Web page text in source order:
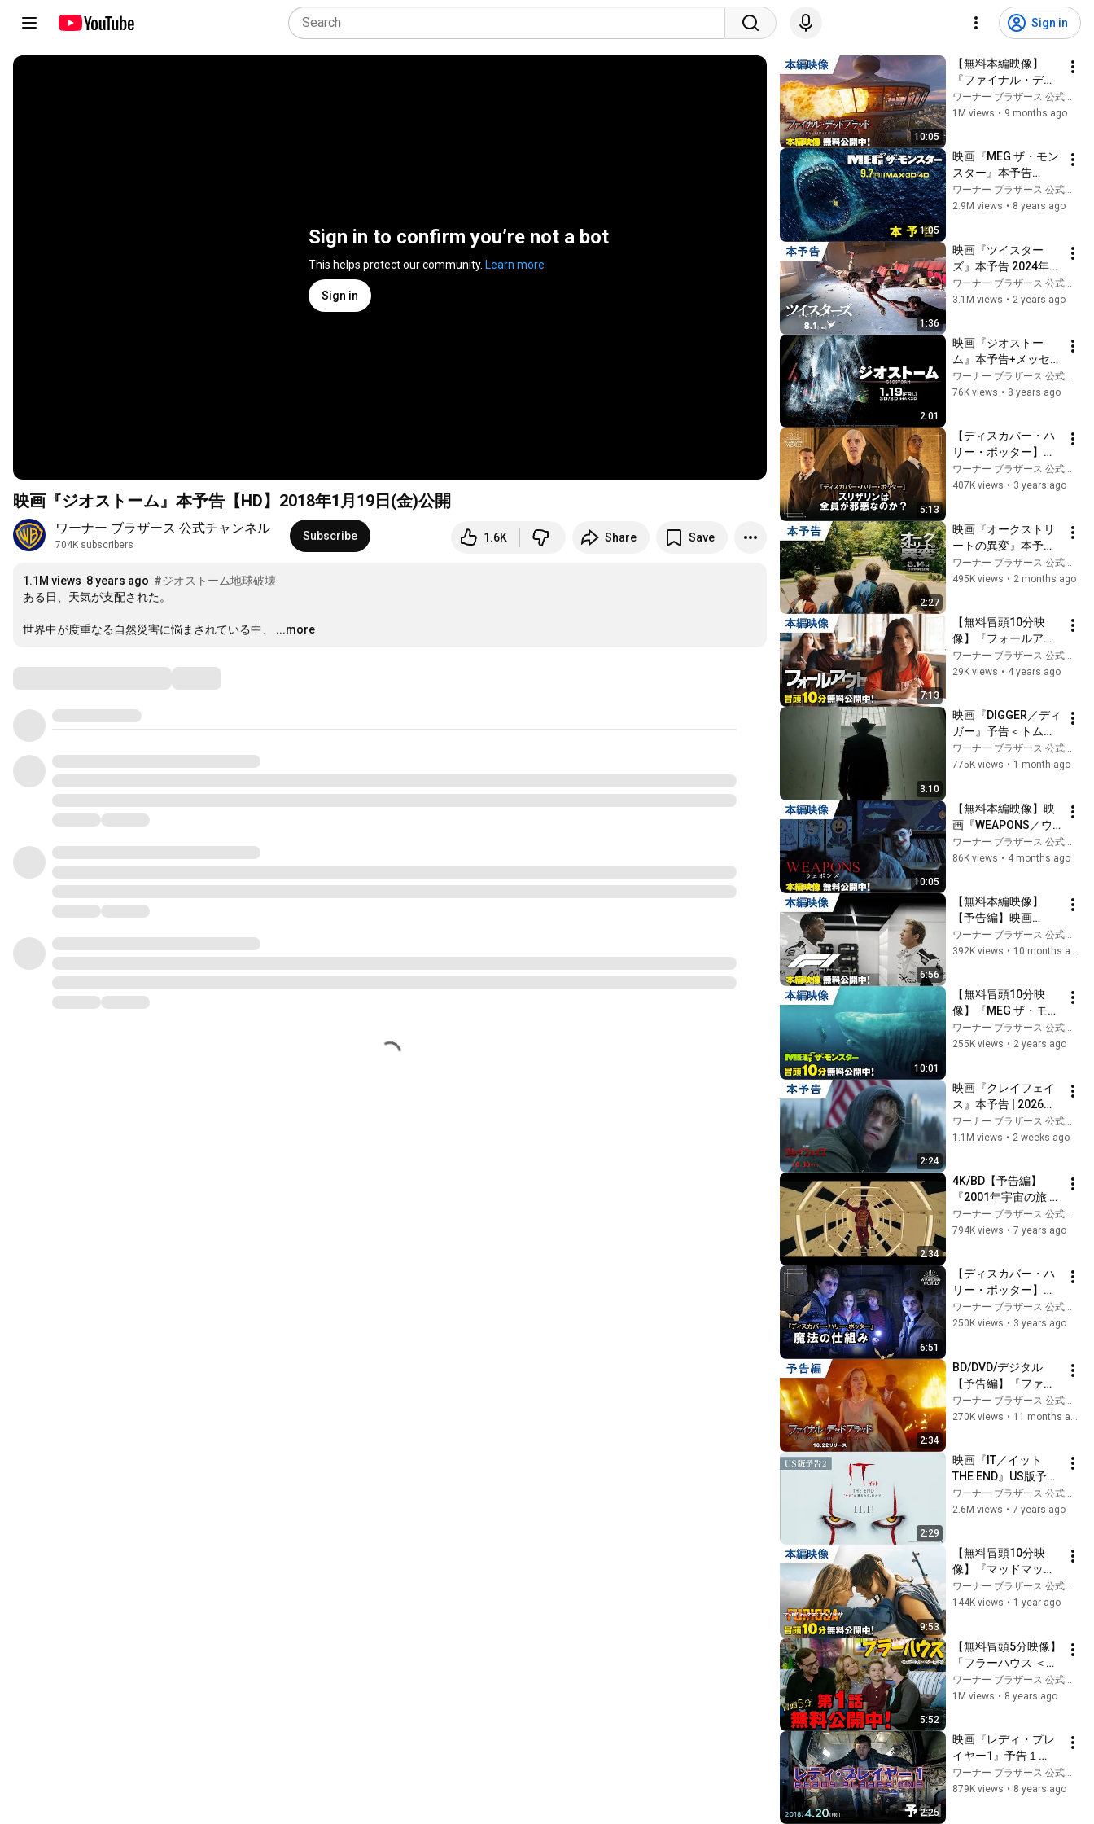
Sign in
Sign in to confirm you’re not a bot
This helps protect our community. Learn more
Sign in
映画『ジオストーム』本予告【HD】2018年1月19日(金)公開
ワーナー ブラザース 公式チャンネル
704K subscribers
Subscribe 1.6K Share Save
1.1M views 8 years ago #ジオストーム地球破壊
ある日、天気が支配された。
世界中が度重なる自然災害に悩まされている中、 …
...more
10:05
【無料本編映像】
『ファイナル・デッ
ドブラッド』デジタ
ル配信中
ワーナー ブラザース 公式チャンネル
1M views • 9 months ago
1:05
映画『MEG ザ・モン
スター』本予告
【HD】2018年9月7
日（金）公開
ワーナー ブラザース 公式チャンネル
2.9M views • 8 years ago
1:36
映画『ツイスター
ズ』本予告 2024年8
月1日（木）公開
ワーナー ブラザース 公式チャンネル
3.1M views • 2 years ago
2:01
映画『ジオストー
ム』本予告+メッセー
ジ映像【HD】2018
年1月19日(金)公開
ワーナー ブラザース 公式チャンネル
76K views • 8 years ago
5:13
【ディスカバー・ハ
リー・ポッター】ス
リザリンは全員が邪
悪なのか？
ワーナー ブラザース 公式チャンネル
407K views • 3 years ago
2:27
映画『オークストリ
ートの異変』本予告
｜2026年8月14日
（金）日米同時公開
ワーナー ブラザース 公式チャンネル
495K views • 2 months ago
7:13
【無料冒頭10分映
像】『フォールアウ
ト』6.3 DVDレンタル
開始
ワーナー ブラザース 公式チャンネル
29K views • 4 years ago
3:10
映画『DIGGER／ディ
ガー』予告＜トム・
クルーズ45年の軌跡
編＞｜2026年日本公
ワーナー ブラザース 公式チャンネル
775K views • 1 month ago
10:05
【無料本編映像】映
画『WEAPONS／ウ
ェポンズ』2.13デジ
タル配信／3.18ブル
ワーナー ブラザース 公式チャンネル
86K views • 4 months ago
6:56
【無料本編映像】
【予告編】映画
『F1®／エフワン』
デジタル配信中
ワーナー ブラザース 公式チャンネル
392K views • 10 months ago
10:01
【無料冒頭10分映
像】『MEG ザ・モン
スター』BD/DVD/デ
ジタル配信中
ワーナー ブラザース 公式チャンネル
255K views • 2 years ago
2:24
映画『クレイフェイ
ス』本予告 | 2026年
10月30日(金) 全国公
開
ワーナー ブラザース 公式チャンネル
1.1M views • 2 weeks ago
2:34
4K/BD【予告編】
『2001年宇宙の旅
HDデジタル・リマス
ター』
ワーナー ブラザース 公式チャンネル
794K views • 7 years ago
6:51
【ディスカバー・ハ
リー・ポッター】魔
法の仕組み
ワーナー ブラザース 公式チャンネル
250K views • 3 years ago
2:34
BD/DVD/デジタル
【予告編】『ファイ
ナル・デッドブラッ
ド』10.22デジタル配
ワーナー ブラザース 公式チャンネル
270K views •
2:29
映画『IT／イット
THE END』US版予告
２ 2019年11月1日
（金）公開
ワーナー ブラザース 公式チャンネル
2.6M views • 7 years ago
9:53
【無料冒頭10分映
像】『マッドマック
ス：フュリオサ』
9.18リリース/デジタ
ワーナー ブラザース 公式チャンネル
144K views • 1 year ago
5:52
【無料冒頭5分映像】
「フラーハウス ＜フ
ァースト・シーズン
＞」好評リリース中/
ワーナー ブラザース 公式チャンネル
1M views • 8 years ago
2:25
映画『レディ・プレ
イヤー1』予告１
【HD】2018年4月20
日（金）公開
ワーナー ブラザース 公式チャンネル
879K views • 8 years ago